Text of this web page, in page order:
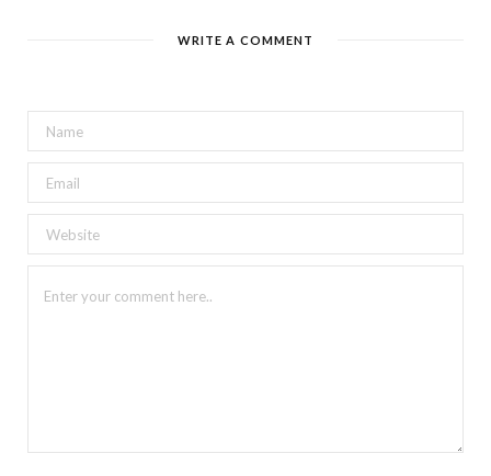
WRITE A COMMENT